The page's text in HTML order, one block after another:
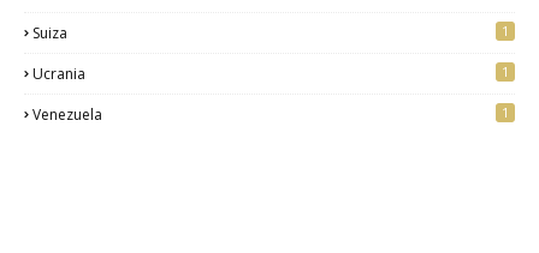
Suiza
1
Ucrania 1
Venezuela 1